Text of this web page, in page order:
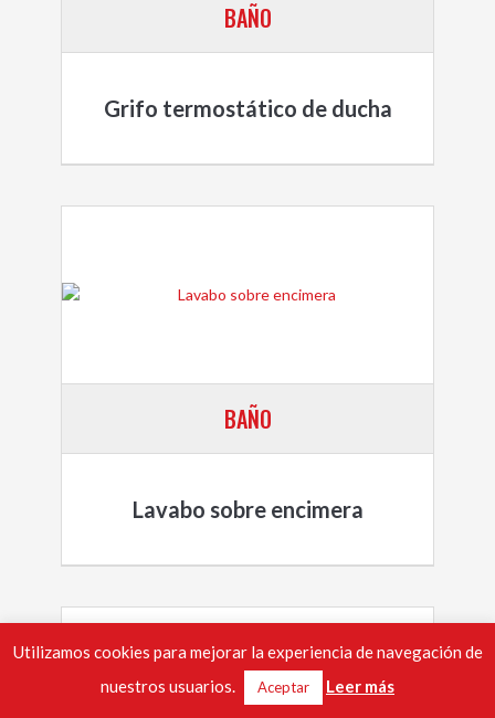
BAÑO
Grifo termostático de ducha
BAÑO
Lavabo sobre encimera
Utilizamos cookies para mejorar la experiencia de navegación de
nuestros usuarios.
Aceptar Leer más